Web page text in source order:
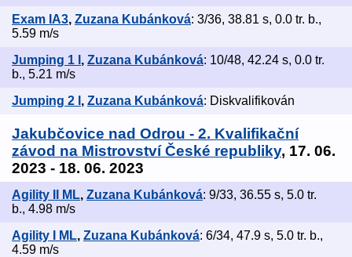
Exam IA3, Zuzana Kubánková: 3/36, 38.81 s, 0.0 tr. b.,
5.59 m/s
Jumping 1 I , Zuzana Kubánková: 10/48, 42.24 s, 0.0 tr.
b., 5.21 m/s
Jumping 2 I , Zuzana Kubánková: Diskvalifikován
Jakubčovice nad Odrou - 2. Kvalifikační
závod na Mistrovství České republiky, 17. 06.
2023 - 18. 06. 2023
Agility II ML, Zuzana Kubánková: 9/33, 36.55 s, 5.0 tr.
b., 4.98 m/s
Agility I ML, Zuzana Kubánková: 6/34, 47.9 s, 5.0 tr. b.,
4.59 m/s